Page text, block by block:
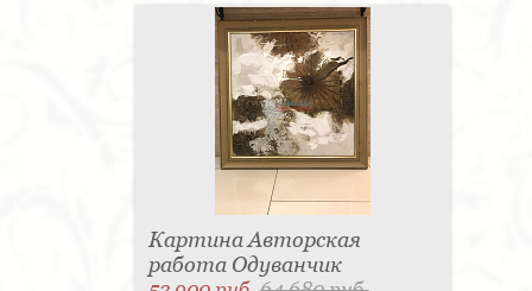
Картина Авторская
работа Одуванчик